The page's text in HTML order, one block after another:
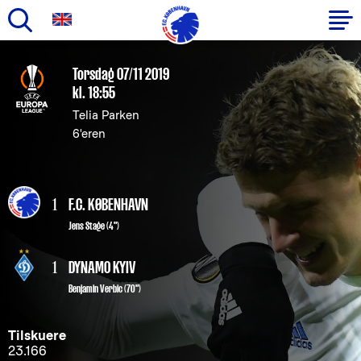
hovedindhold
Primær
navigation
Torsdag 07/11 2019
kl. 18:55
Telia Parken
6'eren
1 F.C. KØBENHAVN
Jens Stage(4")
1 DYNAMO KYIV
Benjamin Verbic (70")
Tilskuere
23.166